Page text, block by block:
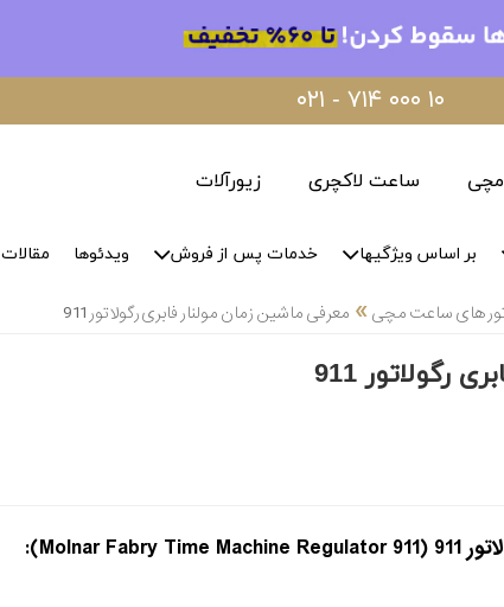
۰۲۱ - ۷۱۴ ۰۰۰ ۱۰
ساعت لاکچری زیورآلات
بر اساس ویژگیها خدمات پس از فروش ویدئوها مقالات
های ساعت مچی» معرفی ماشین زمان مولنار فابری رگولاتور 911
911
(
Molnar Fabry Time Machine Regulator 911
):